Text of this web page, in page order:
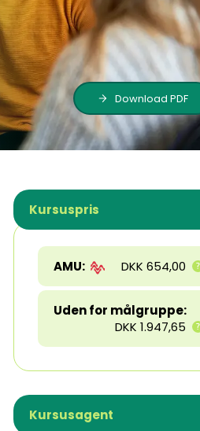
Download PDF
Kursuspris
AMU: DKK 654,00
Uden for målgruppe:
DKK 1.947,65
Kursusagent